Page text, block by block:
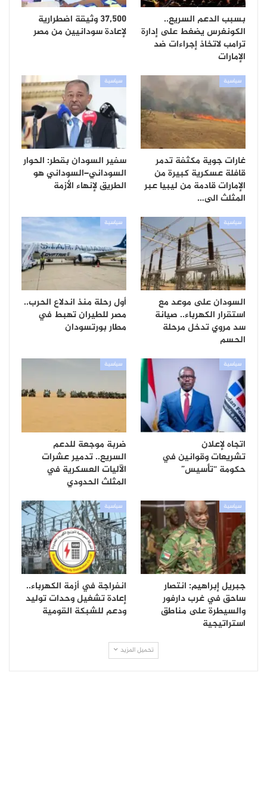
بسبب الدعم السريع..
الكونغرس يضغط على إدارة
ترامب لاتخاذ إجراءات ضد
الإمارات
37,500 وثيقة اضطرارية
لإعادة سودانيين من مصر
سياسية
غارات جوية مكثفة تدمر
قافلة عسكرية كبيرة من
الإمارات قادمة من ليبيا عبر
المثلث الى…
سياسية
سفير السودان بقطر: الحوار
السوداني–السوداني هو
الطريق لإنهاء الأزمة
سياسية
السودان على موعد مع
استقرار الكهرباء.. صيانة
سد مروي تدخل مرحلة
الحسم
سياسية
أول رحلة منذ اندلاع الحرب..
مصر للطيران تهبط في
مطار بورتسودان
سياسية
اتجاه لإعلان
تشريعات وقوانين في
حكومة “تأسيس”
سياسية
ضربة موجعة للدعم
السريع.. تدمير عشرات
الآليات العسكرية في
المثلث الحدودي
سياسية
جبريل إبراهيم: انتصار
ساحق في غرب دارفور
والسيطرة على مناطق
استراتيجية
سياسية
انفراجة في أزمة الكهرباء..
إعادة تشغيل وحدات توليد
ودعم للشبكة القومية
تحميل المزيد